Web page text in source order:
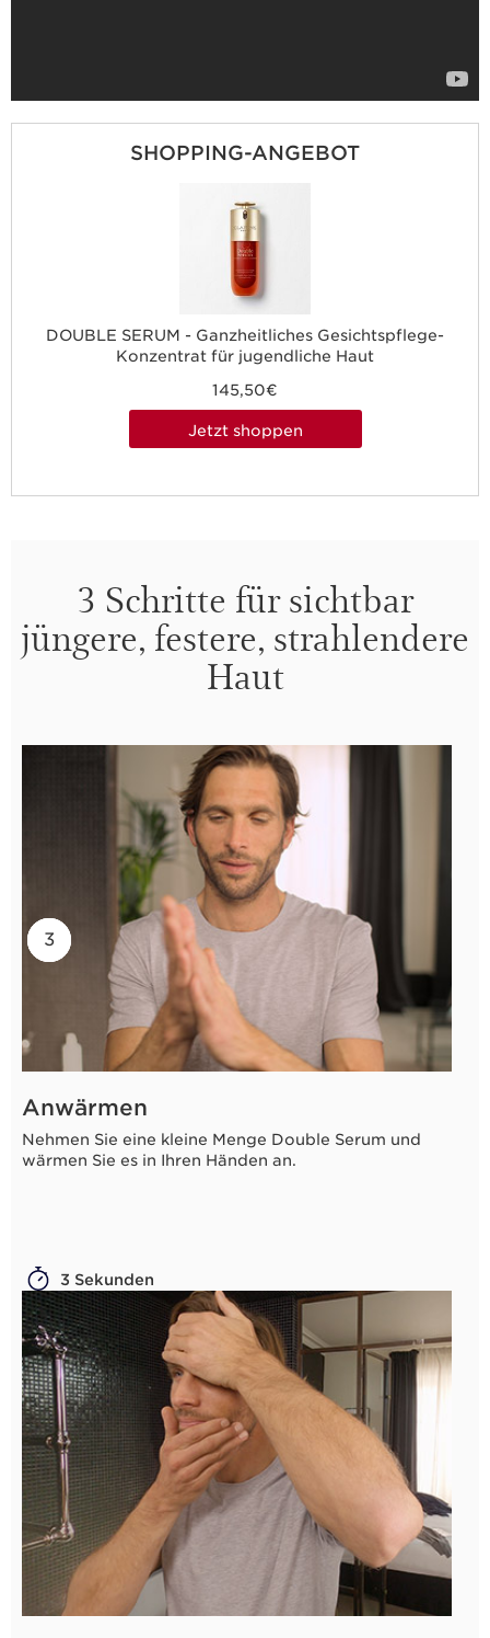
SHOPPING-ANGEBOT
DOUBLE SERUM - Ganzheitliches Gesichtspflege-
Konzentrat für jugendliche Haut
145,50€
Jetzt shoppen
3 Schritte für sichtbar
jüngere, festere, strahlendere
Haut
1
Anwärmen
Nehmen Sie eine kleine Menge Double Serum und
wärmen Sie es in Ihren Händen an.
3 Sekunden
2
3